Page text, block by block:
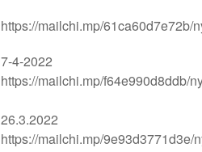
https://mailchi.mp/61ca60d7e72b/
7-4-2022
https://mailchi.mp/f64e990d8ddb/
26.3.2022
https://mailchi.mp/9e93d3771d3e/